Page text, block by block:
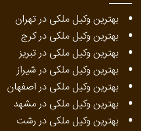
بهترین وکیل ملکی در تهران
بهترین وکیل ملکی در کرج
بهترین وکیل ملکی در تبریز
بهترین وکیل ملکی در شیراز
بهترین وکیل ملکی در اصفهان
بهترین وکیل ملکی در مشهد
بهترین وکیل ملکی در رشت